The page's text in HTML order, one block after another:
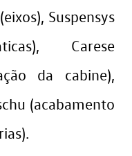
Suspensys
Carese
da cabine),
(acabamento